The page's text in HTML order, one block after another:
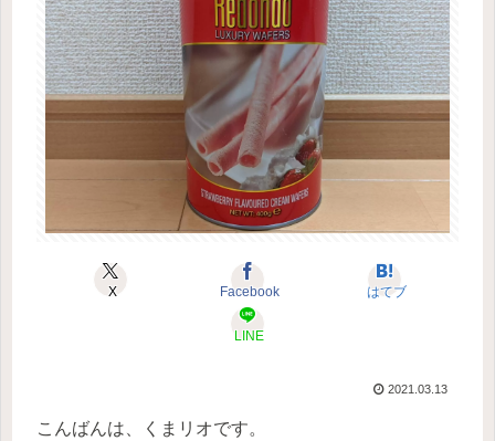
X Facebook はてブ
LINE
2021.03.13
こんばんは、くまリオです。